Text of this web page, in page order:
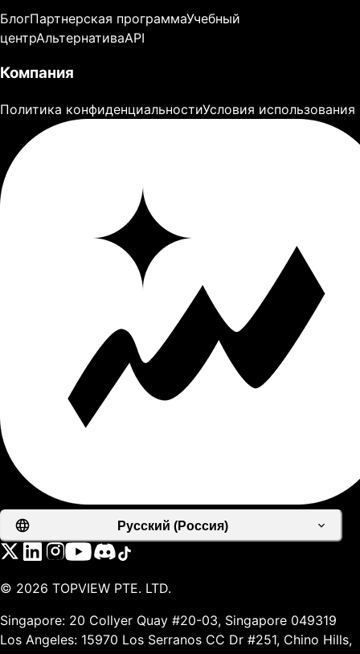
БлогПартнерская программаУчебный
центрАльтернативаAPI
Компания
Политика конфиденциальностиУсловия использования
Русский (Россия)
© 2026 TOPVIEW PTE. LTD.
Singapore: 20 Collyer Quay #20-03, Singapore 049319
Los Angeles: 15970 Los Serranos CC Dr #251, Chino Hills,